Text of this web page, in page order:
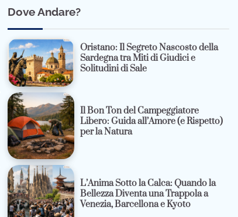
Dove Andare?
Oristano: Il Segreto Nascosto della
Sardegna tra Miti di Giudici e
Solitudini di Sale
Il Bon Ton del Campeggiatore
Libero: Guida all’Amore (e Rispetto)
per la Natura
L’Anima Sotto la Calca: Quando la
Bellezza Diventa una Trappola a
Venezia, Barcellona e Kyoto